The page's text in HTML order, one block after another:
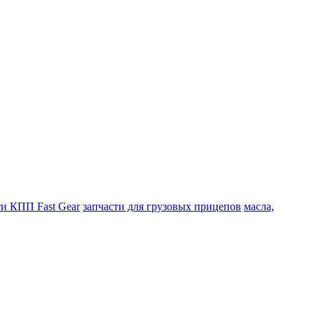
КПП Fast Gear запчасти для грузовых прицепов масла,